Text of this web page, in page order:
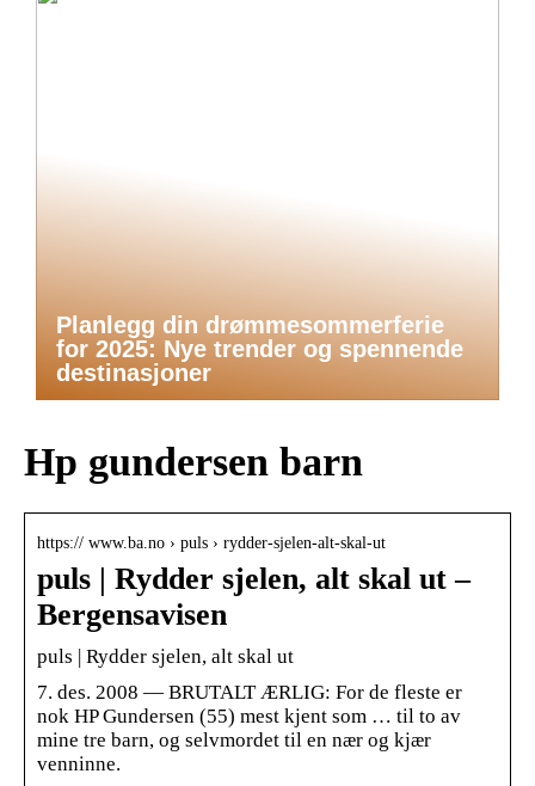
Planlegg din drømmesommerferie
for 2025: Nye trender og spennende
destinasjoner
Hp gundersen barn
https:// www.ba.no › puls › rydder-sjelen-alt-skal-ut
puls | Rydder sjelen, alt skal ut –
Bergensavisen
puls | Rydder sjelen, alt skal ut
7. des. 2008 — BRUTALT ÆRLIG: For de fleste er
nok HP Gundersen (55) mest kjent som … til to av
mine tre barn, og selvmordet til en nær og kjær
venninne.